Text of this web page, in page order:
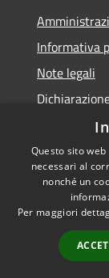
Informativa
Note legali
Accessibilità
Privacy
Mappa del sito
Questo sito
necessari al
nonché un
Per maggiori